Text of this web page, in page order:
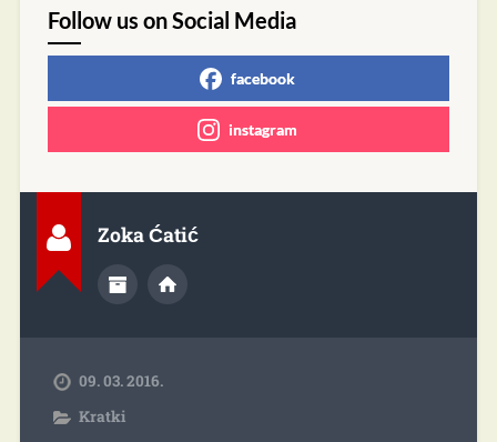
Follow us on Social Media
facebook
instagram
Zoka Ćatić
09. 03. 2016.
Kratki